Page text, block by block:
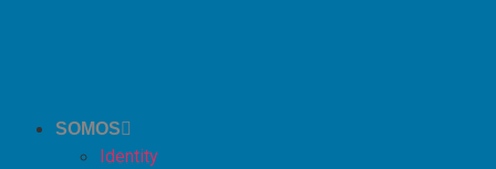
SOMOS
Identity